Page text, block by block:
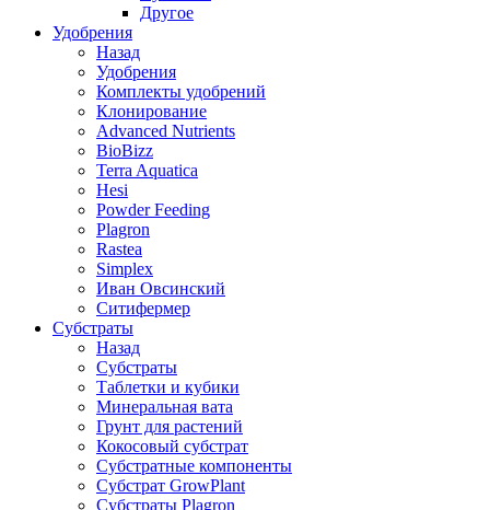
Другое
Удобрения
Назад
Удобрения
Комплекты удобрений
Клонирование
Advanced Nutrients
BioBizz
Terra Aquatica
Hesi
Powder Feeding
Plagron
Rastea
Simplex
Иван Овсинский
Ситифермер
Субстраты
Назад
Субстраты
Таблетки и кубики
Минеральная вата
Грунт для растений
Кокосовый субстрат
Субстратные компоненты
Субстрат GrowPlant
Субстраты Plagron